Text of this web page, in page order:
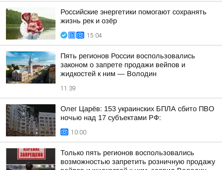
Российские энергетики помогают сохранять
жизнь рек и озёр
15:04
Пять регионов России воспользовались
законом о запрете продажи вейпов и
жидкостей к ним — Володин
11:39
Олег Царёв: 153 украинских БПЛА сбито ПВО
ночью над 17 субъектами РФ:
10:00
Только пять регионов воспользовались
возможностью запретить розничную продажу